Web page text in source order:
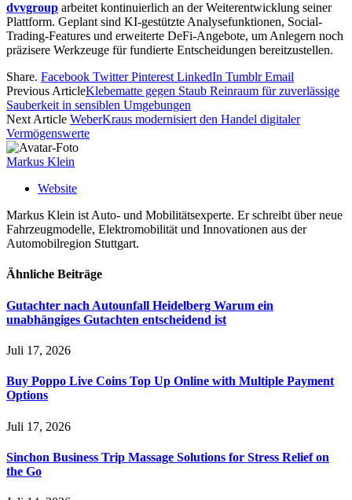
dvvgroup arbeitet kontinuierlich an der Weiterentwicklung seiner
Plattform. Geplant sind KI-gestützte Analysefunktionen, Social-
Trading-Features und erweiterte DeFi-Angebote, um Anlegern noch
präzisere Werkzeuge für fundierte Entscheidungen bereitzustellen.
Share. Facebook Twitter Pinterest LinkedIn Tumblr Email
Previous ArticleKlebematte gegen Staub Reinraum für zuverlässige
Sauberkeit in sensiblen Umgebungen
Next Article WeberKraus modernisiert den Handel digitaler
Vermögenswerte
Markus Klein
Website
Markus Klein ist Auto- und Mobilitätsexperte. Er schreibt über neue
Fahrzeugmodelle, Elektromobilität und Innovationen aus der
Automobilregion Stuttgart.
Ähnliche Beiträge
Gutachter nach Autounfall Heidelberg Warum ein
unabhängiges Gutachten entscheidend ist
Juli 17, 2026
Buy Poppo Live Coins Top Up Online with Multiple Payment
Options
Juli 17, 2026
Sinchon Business Trip Massage Solutions for Stress Relief on
the Go